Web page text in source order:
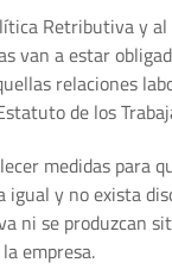
Retributiva y al
van a estar
relaciones
de los
medidas para
igual y no exista
ni se produzcan
empresa.